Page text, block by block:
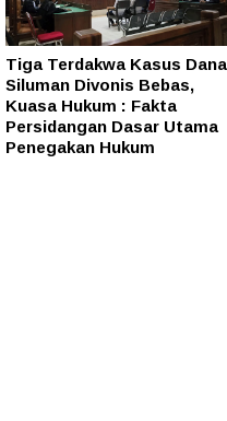
Tiga Terdakwa Kasus Dana
Siluman Divonis Bebas,
Kuasa Hukum : Fakta
Persidangan Dasar Utama
Penegakan Hukum